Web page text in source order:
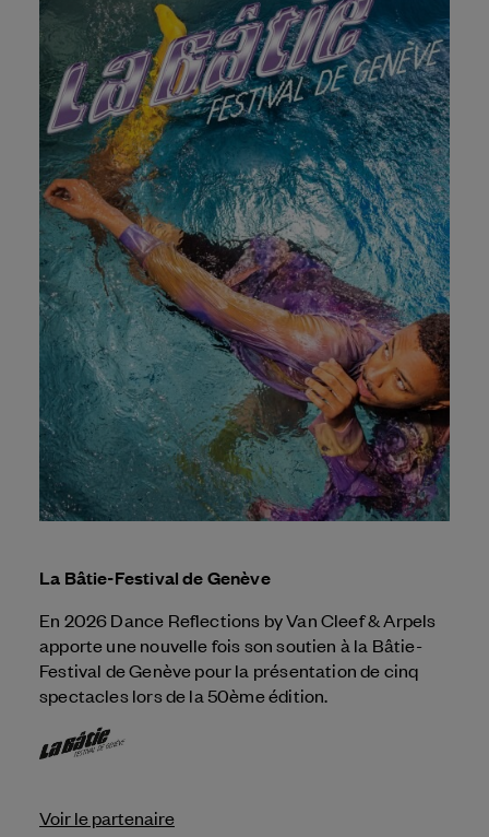
La Bâtie-Festival de Genève
En 2026 Dance Reflections byVan Cleef & Arpels
apporte une nouvelle fois son soutien à la Bâtie-
Festival de Genève pour la présentation de cinq
spectacles lors de la 50ème édition.
Voir le partenaire